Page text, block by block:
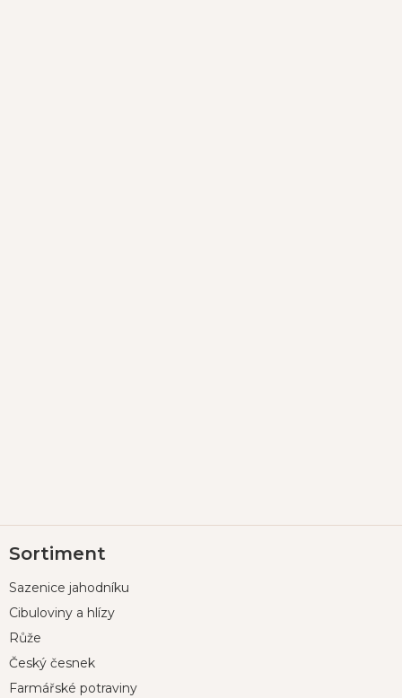
á
a
Sortiment
Sazenice jahodníku
Cibuloviny a hlízy
Růže
Český česnek
Farmářské potraviny